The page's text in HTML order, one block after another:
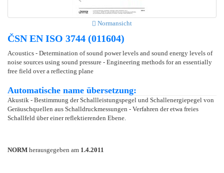
Normansicht
ČSN EN ISO 3744 (011604)
Acoustics - Determination of sound power levels and sound energy levels of
noise sources using sound pressure - Engineering methods for an essentially
free field over a reflecting plane
Automatische name übersetzung:
Akustik - Bestimmung der Schallleistungspegel und Schallenergiepegel von
Geräuschquellen aus Schalldruckmessungen - Verfahren der etwa freies
Schallfeld über einer reflektierenden Ebene.
NORM herausgegeben am 1.4.2011